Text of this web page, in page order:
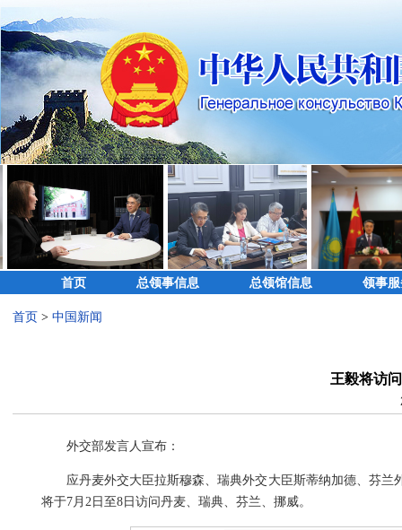
首页 总领事信息 总领馆信息 领事
首页 > 中国新闻
王毅将访
外交部发言人宣布：
应丹麦外交大臣拉斯穆森、瑞典外交大臣斯蒂纳加德、芬
将于7月2日至8日访问丹麦、瑞典、芬兰、挪威。